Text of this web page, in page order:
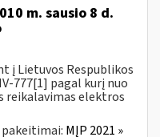
m. sausio 8 d.
į Lietuvos Respublikos
777[1] pagal kurį nuo
reikalavimas elektros
MĮP 2021 »